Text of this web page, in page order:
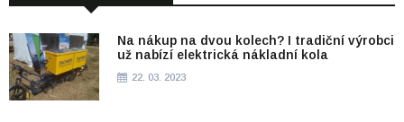
Na nákup na dvou kolech? I tradiční výrobci
už nabízí elektrická nákladní kola
22. 03. 2023